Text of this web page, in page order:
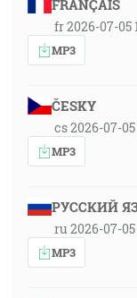
FRANÇAIS
fr 2026-07-05
MP3
ČESKY
cs 2026-07-05
MP3
РУССКИЙ
ru 2026-07-05
MP3